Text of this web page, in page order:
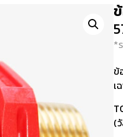
*
ข้
เ
(